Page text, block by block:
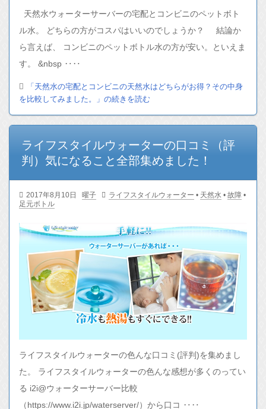
天然水ウォーターサーバーの宅配とコンビニのペットボト
ル水。 どちらの方がコスパはいいのでしょうか？ 結論か
ら言えば、 コンビニのペットボトル水の方が安い。といえま
す。 &nbsp ‥‥
「天然水の宅配とコンビニの天然水はどちらがお得？その中身
を比較してみました。」の続きを読む
ライフスタイルウォーターの口コミ（評
判）気になること全部集めました！
2017年8月10日 曜子 ライフスタイルウォーター • 天然水 • 故障 •
足元ボトル
ライフスタイルウォーターの色んな口コミ(評判)を集めまし
た。 ライフスタイルウォーターの色んな感想が多くのってい
る i2i@ウォーターサーバー比較
（https://www.i2i.jp/waterserver/）から口コ ‥‥